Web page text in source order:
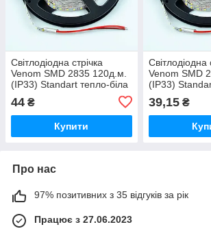
Світлодіодна стрічка
Venom SMD 2835 120д.м.
(IP33) Standart тепло-біла
Тепло-білий
44 ₴
Купити
Світлодіодна
Venom SMD
(IP33)
Тепло-білий
39,15₴
Про нас
97% позитивних з 35 відгуків за рік
Працює з 27.06.2023